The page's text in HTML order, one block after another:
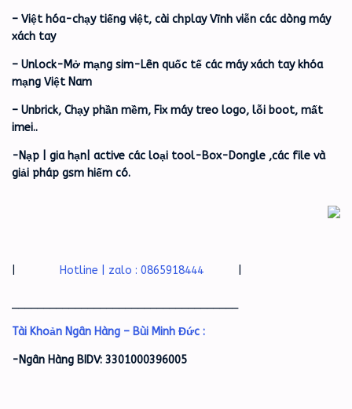
– Việt hóa-chạy tiếng việt, cài chplay Vĩnh viễn các dòng máy
xách tay
– Unlock-Mở mạng sim-Lên quốc tế các máy xách tay khóa
mạng Việt Nam
– Unbrick, Chạy phần mềm, Fix máy treo logo, lỗi boot, mất
imei..
-Nạp | gia hạn| active các loại tool-Box-Dongle ,các file và
giải pháp gsm hiếm có.
Hotline | zalo : 0865918444
Tài Khoản Ngân Hàng – Bùi Minh Đức :
-Ngân Hàng BIDV: 3301000396005